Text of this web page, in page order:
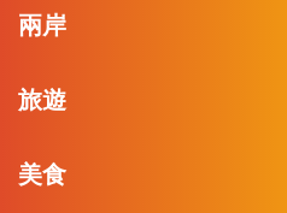
兩岸
旅遊
美食